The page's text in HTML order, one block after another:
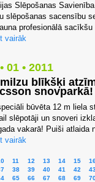
Slēpošanas
slēpošanas sacensību
profesionālā
vairāk
01 • 2011
blīkšķi
snovparkā!
būvēta 12 m liela
slēpotāji un snoveri
vakarā! Puiši atlaida
vairāk
11 12 13 14 15
38 39 40 41 42
65 66 67 68 69